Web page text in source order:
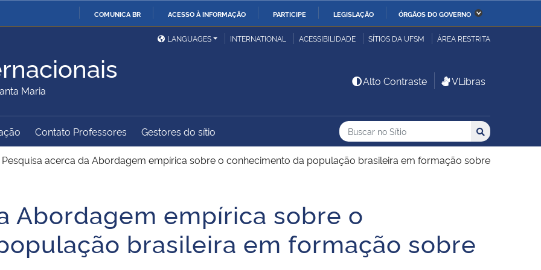
COMUNICA BR ACESSO À INFORMAÇÃO PARTICIPE LEGISLAÇÃO ÓRGÃOS DO GOVERNO
Ministério da Defesa
Ministério das Relações
Exteriores
Ministério da Economia Ministério da Infraestrutura
Ministério da Cidadania
Ministério da Ciência,
Tecnologia, Inovações e
Ministério do
Desenvolvimento Regional
Controladoria-Geral da
Família e dos Direitos
Advocacia-Geral da União
LANGUAGES INTERNATIONAL ACESSIBILIDADE SÍTIOS DA UFSM ÁREA RESTRITA
Maria
Alto Contraste VLibras
Contato Professores Gestores do sítio Busca
Buscar no no Sítio
Busca: Buscar
Pesquisa acerca da Abordagem empírica sobre o conhecimento da população brasileira em formação sobre
Abordagem empírica sobre o
brasileira em formação sobre